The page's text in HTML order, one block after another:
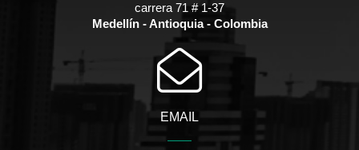
carrera 71 # 1-37
Medellín - Antioquia - Colombia
EMAIL